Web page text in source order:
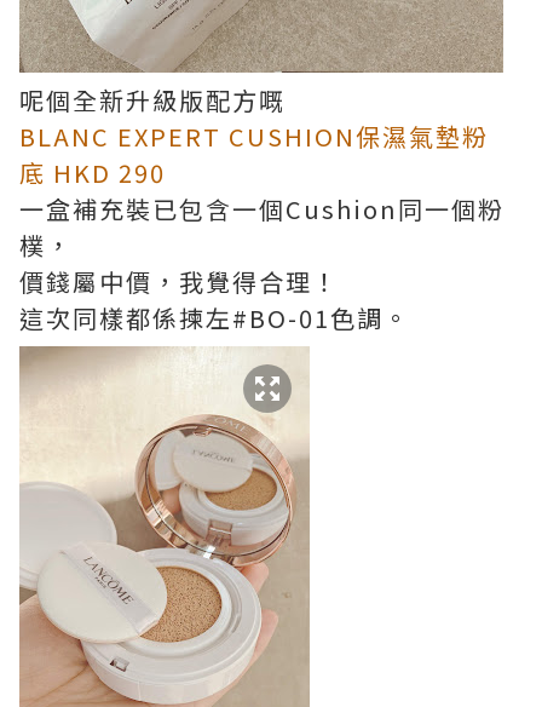
呢個全新升級版配方嘅
BLANC EXPERT CUSHION保濕氣墊粉
底 HKD 290
一盒補充裝已包含一個Cushion同一個粉
樸，
價錢屬中價，我覺得合理！
這次同樣都係揀左#BO-01色調。